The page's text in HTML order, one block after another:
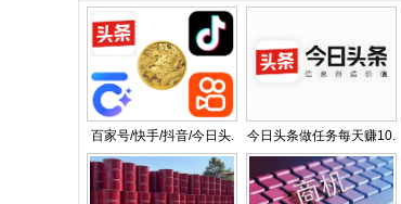
百家号/快手/抖音/今日头. 今日头条做任务每天赚10.